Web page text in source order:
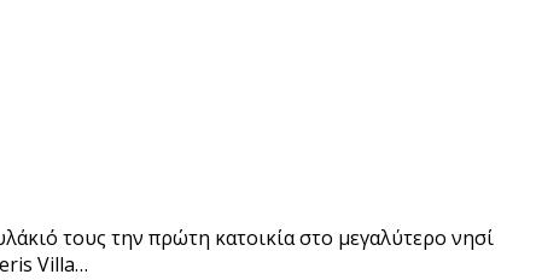
τους την πρώτη κατοικία στο μεγαλύτερο νησί
Villa…